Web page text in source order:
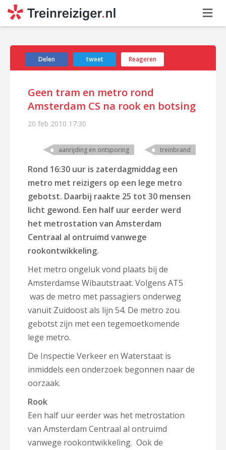
Delen tweet Reageren
Geen tram en metro rond
Amsterdam CS na rook en botsing
20 feb 2010 17:30
aanrijding en ontsporing treinbrand
Rond 16:30 uur is zaterdagmiddag een
metro met reizigers op een lege metro
gebotst. Daarbij raakte 25 tot 30 mensen
licht gewond. Een half uur eerder werd
het metrostation van Amsterdam
Centraal al ontruimd vanwege
rookontwikkeling.
Het metro ongeluk vond plaats bij de
Amsterdamse Wibautstraat. Volgens AT5
was de metro met passagiers onderweg
vanuit Zuidoost als lijn 54. De metro zou
gebotst zijn met een tegemoetkomende
lege metro.
De Inspectie Verkeer en Waterstaat is
inmiddels een onderzoek begonnen naar de
oorzaak.
Rook
Een half uur eerder was het metrostation
van Amsterdam Centraal al ontruimd
vanwege rookontwikkeling. Ook de